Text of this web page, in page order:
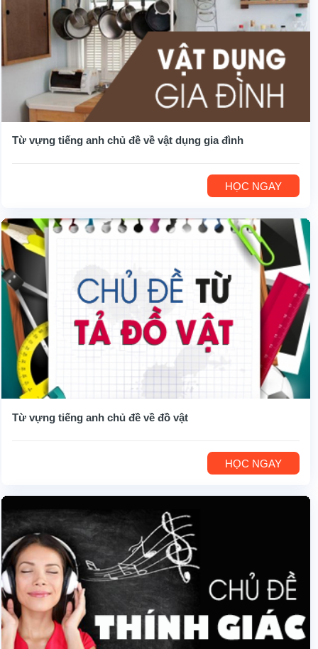
Từ vựng tiếng anh chủ đề về vật dụng gia đình
HỌC NGAY
Từ vựng tiếng anh chủ đề về đồ vật
HỌC NGAY